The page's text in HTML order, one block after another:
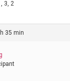
3, 2
35 min